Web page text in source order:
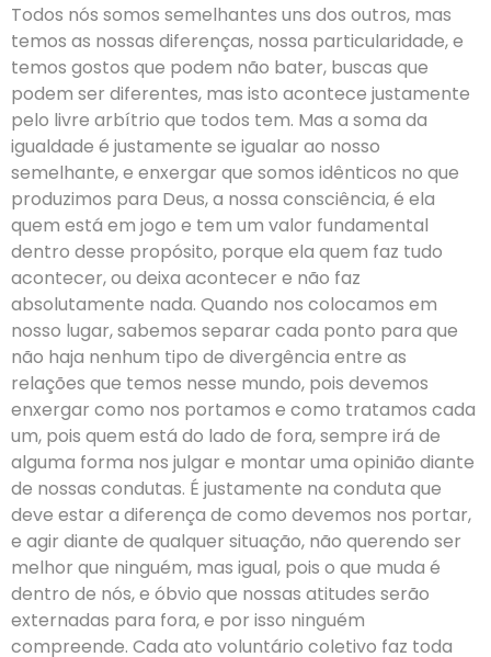
Todos nós somos semelhantes uns dos outros, mas
temos as nossas diferenças, nossa particularidade, e
temos gostos que podem não bater, buscas que
podem ser diferentes, mas isto acontece justamente
pelo livre arbítrio que todos tem. Mas a soma da
igualdade é justamente se igualar ao nosso
semelhante, e enxergar que somos idênticos no que
produzimos para Deus, a nossa consciência, é ela
quem está em jogo e tem um valor fundamental
dentro desse propósito, porque ela quem faz tudo
acontecer, ou deixa acontecer e não faz
absolutamente nada. Quando nos colocamos em
nosso lugar, sabemos separar cada ponto para que
não haja nenhum tipo de divergência entre as
relações que temos nesse mundo, pois devemos
enxergar como nos portamos e como tratamos cada
um, pois quem está do lado de fora, sempre irá de
alguma forma nos julgar e montar uma opinião diante
de nossas condutas. É justamente na conduta que
deve estar a diferença de como devemos nos portar,
e agir diante de qualquer situação, não querendo ser
melhor que ninguém, mas igual, pois o que muda é
dentro de nós, e óbvio que nossas atitudes serão
externadas para fora, e por isso ninguém
compreende. Cada ato voluntário coletivo faz toda